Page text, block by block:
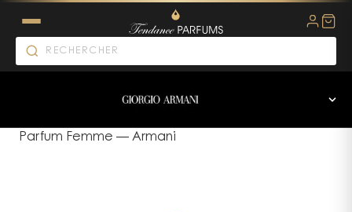
Parfum Femme — Armani